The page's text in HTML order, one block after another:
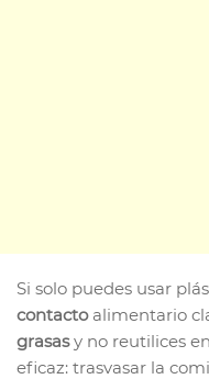
Si solo puedes usar
contactoalimentario
grasasy no reutilices
eficaz: trasvasar la